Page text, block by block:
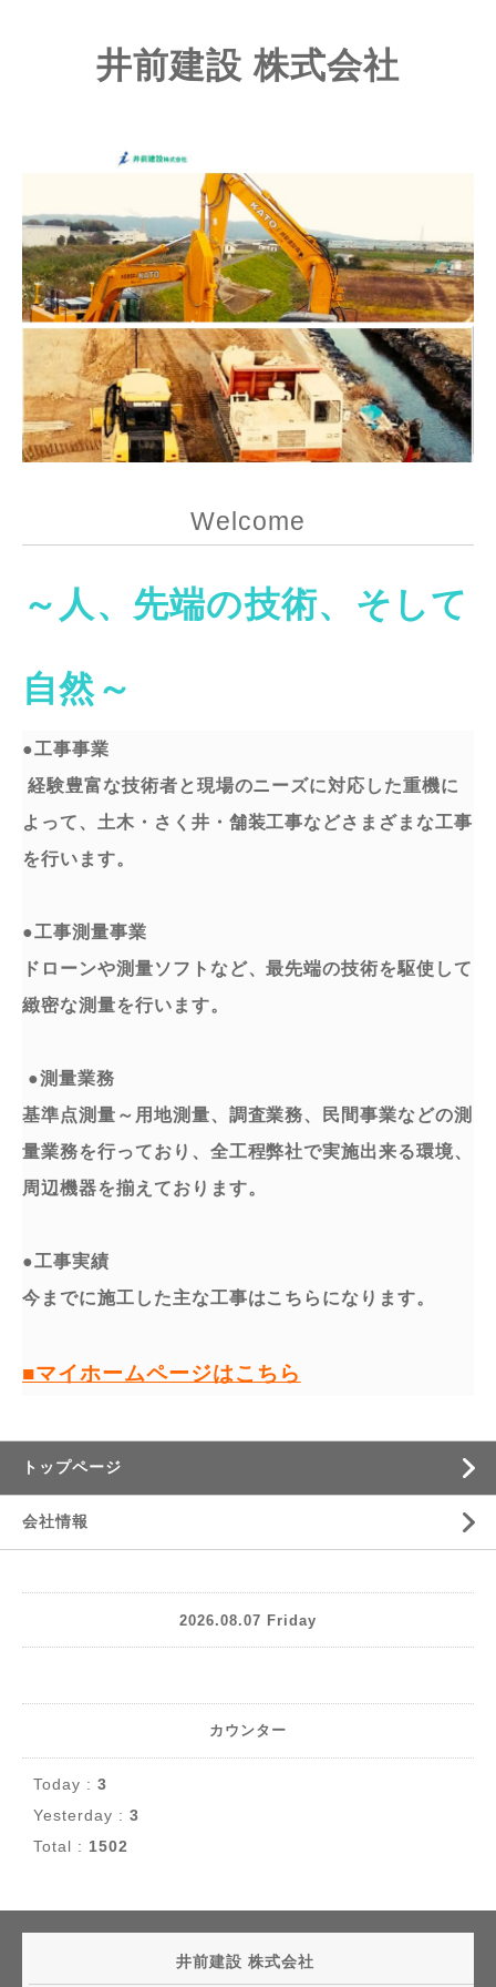
井前建設 株式会社
Welcome
～⼈、先端の技術、そして
⾃然～
●工事事業
経験豊富な技術者と現場のニーズに対応した重機に
よって、⼟⽊・さく井・舗装⼯事などさまざまな⼯事
を⾏います。
●⼯事測量事業
ドローンや測量ソフトなど、最先端の技術を駆使して
緻密な測量を⾏います。
●測量業務
基準点測量～用地測量、調査業務、民間事業などの測
量業務を行っており、全工程弊社で実施出来る環境、
周辺機器を揃えております。
●工事実績
今までに施工した主な工事はこちらになります。
■マイホームページはこちら
トップページ
会社情報
2026.08.07 Friday
カウンター
Today : 3
Yesterday : 3
Total : 1502
井前建設 株式会社